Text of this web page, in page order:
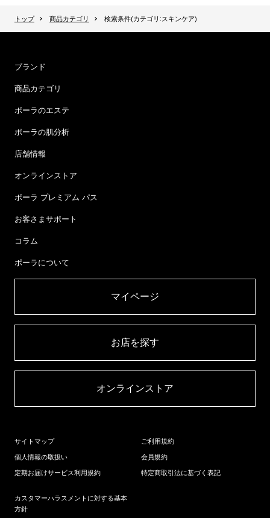
トップ 商品カテゴリ 検索条件(カテゴリ:スキンケア)
ブランド
商品カテゴリ
ポーラのエステ
ポーラの肌分析
店舗情報
オンラインストア
ポーラ プレミアム パス
お客さまサポート
コラム
ポーラについて
マイページ​
お店を探す​
オンラインストア​
サイトマップ
個人情報の取扱い
定期お届けサービス利用規約
ご利用規約
会員規約
特定商取引法に基づく表記
カスタマーハラスメントに対する基本
方針